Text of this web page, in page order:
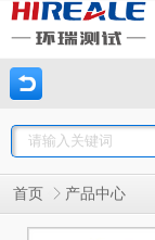
首页 产品中心